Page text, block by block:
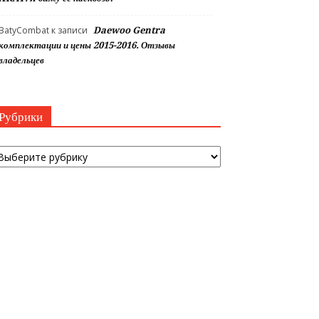
к записи Daewoo Gentra
и цены 2015-2016. Отзывы